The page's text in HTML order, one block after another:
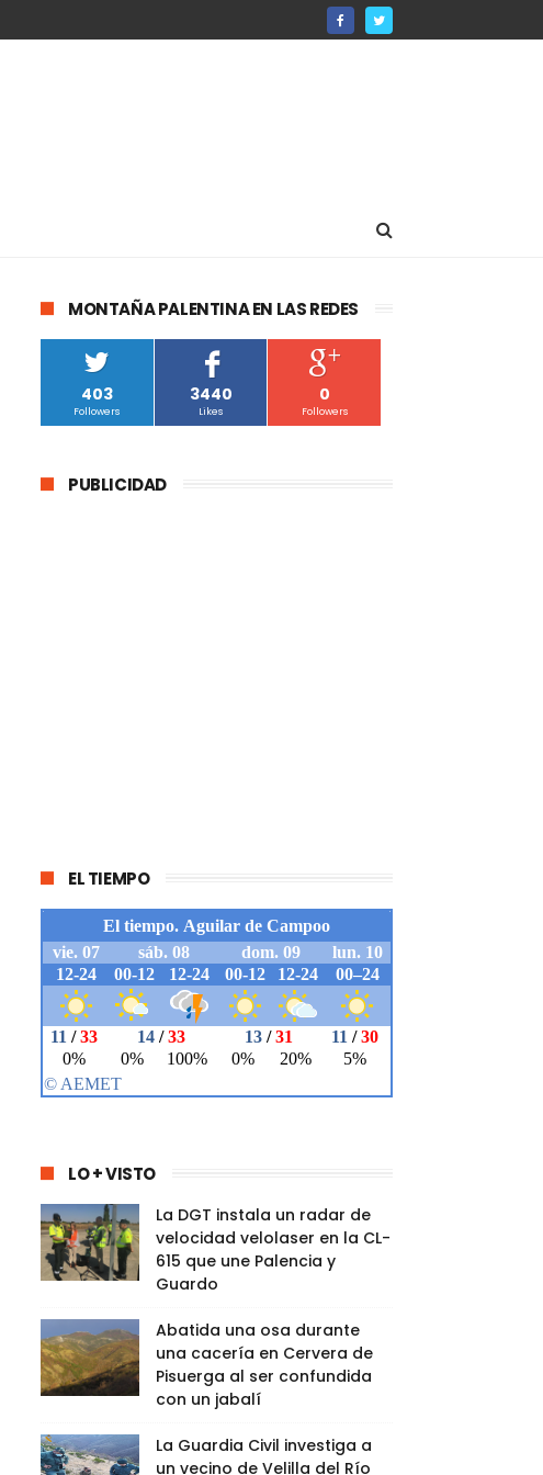
MONTAÑA PALENTINA EN LAS REDES
403
Followers
3440
Likes
0
Followers
PUBLICIDAD
EL TIEMPO
LO + VISTO
La DGT instala un radar de
velocidad velolaser en la CL-
615 que une Palencia y
Guardo
Abatida una osa durante
una cacería en Cervera de
Pisuerga al ser confundida
con un jabalí
La Guardia Civil investiga a
un vecino de Velilla del Río